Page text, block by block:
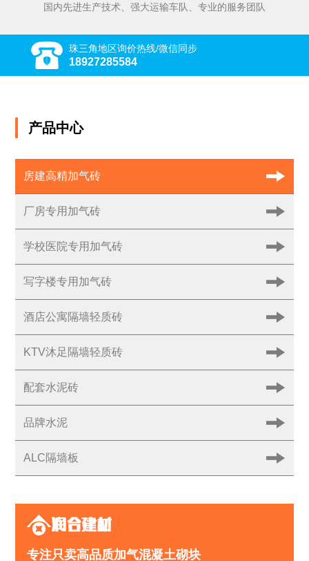
国内先进生产技术、强大运输车队、专业的服务团队
珠三角地区询价热线/微信同步
18927285584
产品中心
房建高精加气砖
厂房专用加气砖
学校医院专用加气砖
写字楼专用加气砖
酒店公寓隔墙轻质砖
KTV沐足隔墙轻质砖
配套水泥砖
品牌水泥
ALC隔墙板
润合建材
专注只卖高品质加气混凝土砌块